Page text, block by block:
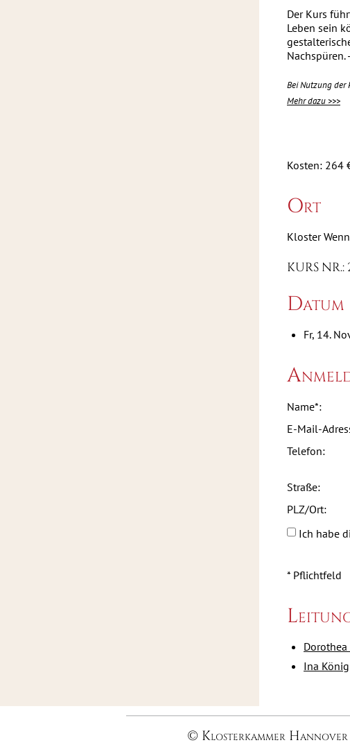
Der Kurs
Leben sein
Nachspüren.
Bei Nutzung der
Mehr dazu >>>
Kosten: 264
Ort
Kloster
KURS NR.:
Datum
Fr, 14.
Name*:
E-Mail-
Telefon:
Straße:
PLZ/Ort:
Ich habe
* Pflichtfeld
Ina König
© Klosterkammer Hannover